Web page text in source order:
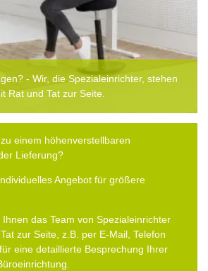
- Wir, die Spezialeinrichter, stehen
Rat und Tat zur Seite.
einem höhenverstellbaren
Lieferung?
Angebot für größere
das Team von Spezialeinrichter
zur Seite, z.B. per E-Mail, Telefon
eine detaillierte Besprechung Ihrer